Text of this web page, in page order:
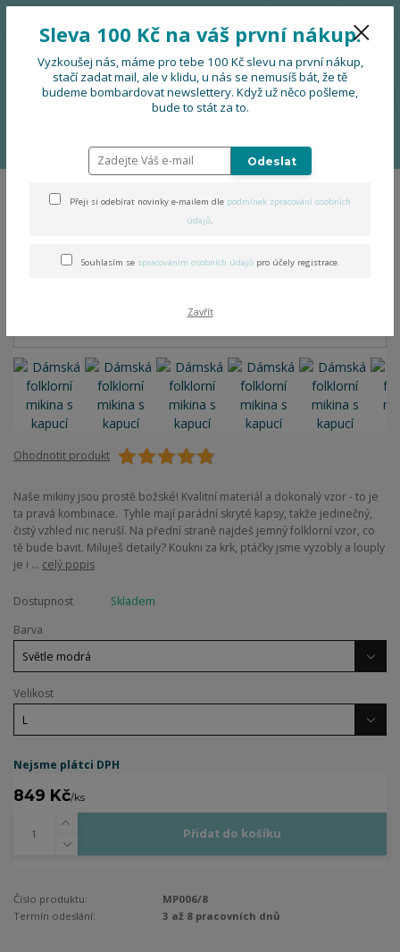
Menu
0 Kč
folklorní mikina s kapucí
Dámská folklorní mikina s
kapucí
Ohodnotit produkt
Naše mikiny jsou prostě božské! Kvalitní materiál a dokonalý vzor - to je
ta pravá kombinace. Tyhle mají parádní skryté kapsy, takže jedinečný,
čistý vzhled nic neruší. Na přední straně najdeš jemný folklorní vzor, co
tě bude bavit. Miluješ detaily? Koukni za krk, ptáčky jsme vyzobly a louply
je i ... celý popis
Dostupnost
Skladem
Barva
Velikost
Nejsme plátci DPH
849 Kč/ks
Přidat do košíku
Číslo produktu:
MP006/8
Termín odeslání:
3 až 8 pracovních dnů
Sleva 100 Kč na váš první nákup.
Vyzkoušej nás, máme pro tebe 100 Kč slevu na první nákup,
stačí zadat mail, ale v klidu, u nás se nemusíš bát, že tě
budeme bombardovat newslettery. Když už něco pošleme,
bude to stát za to.
Odeslat
Přeji si odebírat novinky e-mailem dle podmínek zpracování osobních
údajů.
Souhlasím se zpracováním osobních údajů pro účely registrace.
Zavřít